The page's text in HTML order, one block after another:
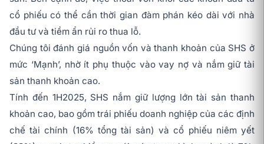
cổ phiếu có thể cần thời gian đàm phán kéo dài với nhà
đầu tư và tiềm ẩn rủi ro thua lỗ.
Chúng tôi đánh giá nguồn vốn và thanh khoản của SHS ở
mức ‘Mạnh’, nhờ ít phụ thuộc vào vay nợ và nắm giữ tài
sản thanh khoản cao.
Tính đến 1H2025, SHS nắm giữ lượng lớn tài sản thanh
khoản cao, bao gồm trái phiếu doanh nghiệp của các định
chế tài chính (16% tổng tài sản) và cổ phiếu niêm yết